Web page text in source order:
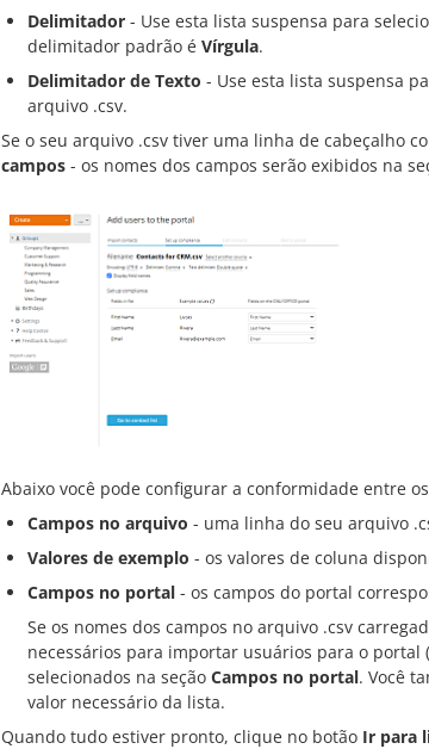
Delimitador - Use esta lista suspensa para
delimitador padrão é Vírgula.
Delimitador de Texto - Use esta lista suspensa
arquivo .csv.
Se o seu arquivo .csv tiver uma linha de cabeçalho
campos - os nomes dos campos serão exibidos na
Abaixo você pode configurar a conformidade entre
Campos no arquivo - uma linha do seu arquivo
Valores de exemplo - os valores de coluna
Campos no portal - os campos do portal
Se os nomes dos campos no arquivo .csv
necessários para importar usuários para o portal (
selecionados na seção Campos no portal. Você
valor necessário da lista.
Quando tudo estiver pronto, clique no botão Ir para